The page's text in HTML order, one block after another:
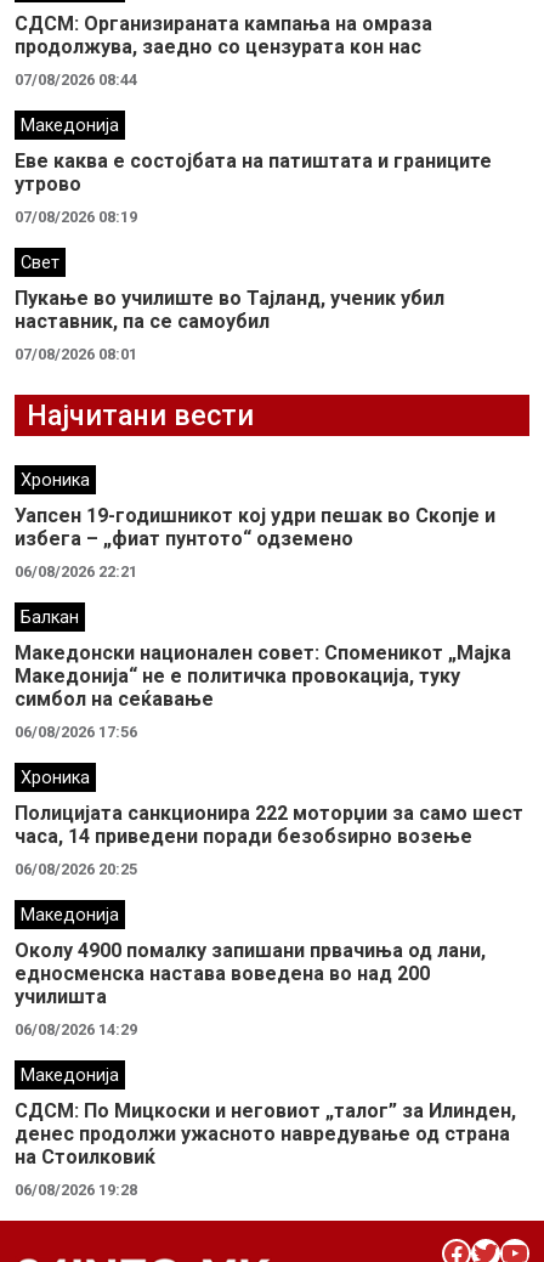
СДСМ: Организираната кампања на омраза
продолжува, заедно со цензурата кон нас
07/08/2026 08:44
Македонија
Еве каква е состојбата на патиштата и границите
утрово
07/08/2026 08:19
Свет
Пукање во училиште во Тајланд, ученик убил
наставник, па се самоубил
07/08/2026 08:01
Најчитани вести
Хроника
Уапсен 19-годишникот кој удри пешак во Скопје и
избега – „фиат пунтото“ одземено
06/08/2026 22:21
Балкан
Македонски национален совет: Споменикот „Мајка
Македонија“ не е политичка провокација, туку
симбол на сеќавање
06/08/2026 17:56
Хроника
Полицијата санкционира 222 моторџии за само шест
часа, 14 приведени поради безобѕирно возење
06/08/2026 20:25
Македонија
Околу 4900 помалку запишани првачиња од лани,
едносменска настава воведена во над 200
училишта
06/08/2026 14:29
Македонија
СДСМ: По Мицкоски и неговиот „талог” за Илинден,
денес продолжи ужасното навредување од страна
на Стоилковиќ
06/08/2026 19:28
Facebook Twitter YouTube